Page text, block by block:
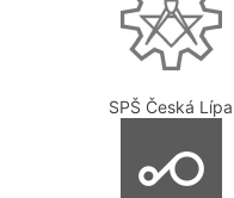
SPŠ Česká Lípa